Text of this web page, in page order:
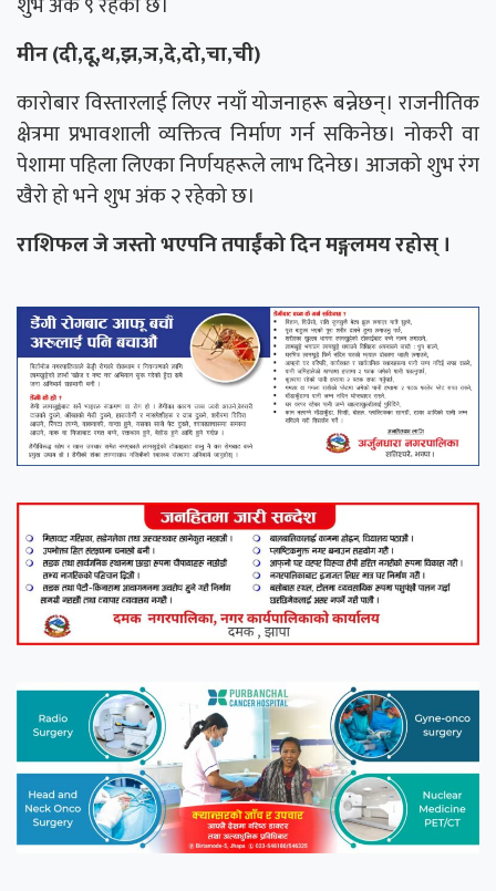
मीन (दी,दू,थ,झ,ञ,दे,दो,चा,ची)
कारोबार विस्तारलाई लिएर नयाँ योजनाहरू बन्नेछन्। राजनीतिक
क्षेत्रमा प्रभावशाली व्यक्तित्व निर्माण गर्न सकिनेछ। नोकरी वा
पेशामा पहिला लिएका निर्णयहरूले लाभ दिनेछ। आजको शुभ रंग
खैरो हो भने शुभ अंक २ रहेको छ।
राशिफल जे जस्तो भएपनि तपाईंको दिन मङ्गलमय रहोस् ।